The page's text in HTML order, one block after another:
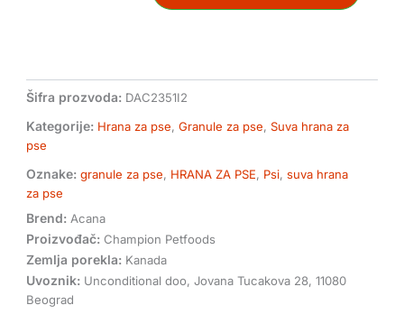
kg
količina
Šifra prozvoda: DAC2351I2
Kategorije: Hrana za pse,Granule za pse,Suva hrana za
pse
Oznake: granule za pse, HRANA ZA PSE, Psi,suva hrana
za pse
Brend: Acana
Proizvođač: Champion Petfoods
Zemlja porekla: Kanada
Uvoznik: Unconditional doo, Jovana Tucakova 28, 11080
Beograd